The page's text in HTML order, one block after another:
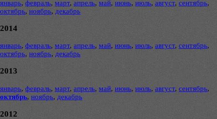
январь, февраль, март, апрель, май, июнь, июль, август, сентябрь,
октябрь, ноябрь, декабрь
2014
январь, февраль, март, апрель, май, июнь, июль, август, сентябрь,
октябрь, ноябрь, декабрь
2013
январь, февраль, март, апрель, май, июнь, июль, август, сентябрь,
октябрь, ноябрь, декабрь
2012